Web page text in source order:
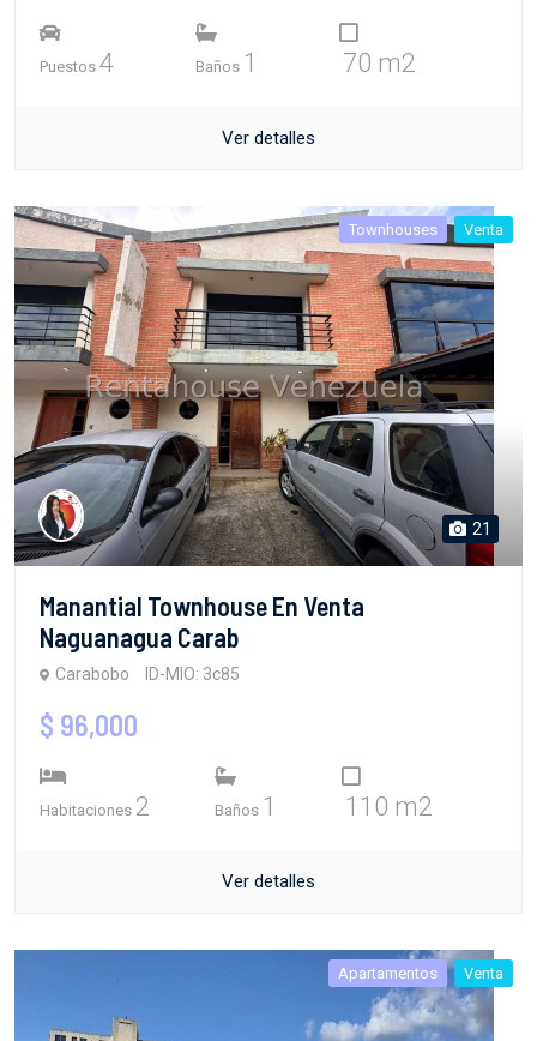
Puestos 4 Baños 1 70 m2
Ver detalles
Townhouses Venta
21
Manantial Townhouse En Venta
Naguanagua Carab
Carabobo ID-MIO: 3c85
$ 96,000
Habitaciones 2 Baños 1 110 m2
Ver detalles
Apartamentos Venta